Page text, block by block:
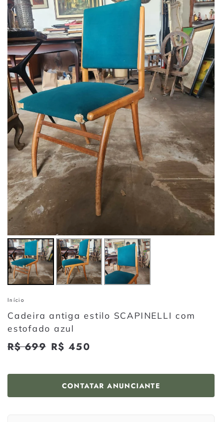
Início
Cadeira antiga estilo SCAPINELLI com
estofado azul
Preço
normal
R$ 699R$
Preço
promocional
R$ 450
CONTATAR ANUNCIANTE